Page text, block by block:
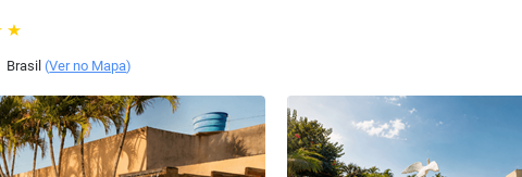
Brasil (Ver no Mapa)